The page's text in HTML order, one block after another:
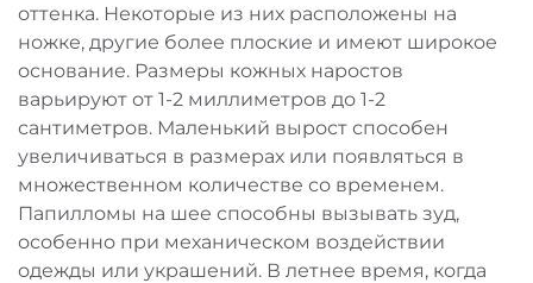
оттенка. Некоторые из них расположены на
ножке, другие более плоские и имеют широкое
основание. Размеры кожных наростов
варьируют от 1-2 миллиметров до 1-2
сантиметров. Маленький вырост способен
увеличиваться в размерах или появляться в
множественном количестве со временем.
Папилломы на шее способны вызывать зуд,
особенно при механическом воздействии
одежды или украшений. В летнее время, когда